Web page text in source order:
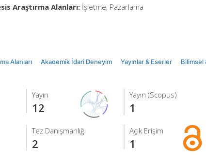
Araştırma Alanları: İşletme, Pazarlama
Alanları Akademik İdari Deneyim Yayınlar & Eserler Bilimsel
Yayın
12
Yayın (Scopus)
1
Tez Danışmanlığı
2
Açık Erişim
1